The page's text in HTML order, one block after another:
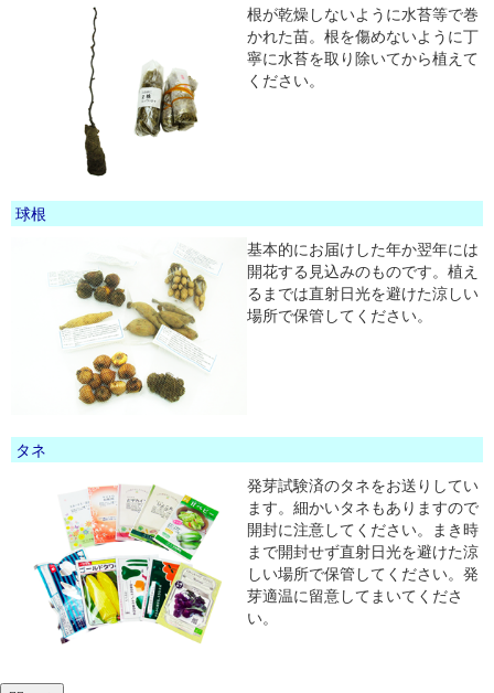
根が乾燥しないように水苔等で巻
かれた苗。根を傷めないように丁
寧に水苔を取り除いてから植えて
ください。
球根
基本的にお届けした年か翌年には
開花する見込みのものです。植え
るまでは直射日光を避けた涼しい
場所で保管してください。
タネ
発芽試験済のタネをお送りしてい
ます。細かいタネもありますので
開封に注意してください。まき時
まで開封せず直射日光を避けた涼
しい場所で保管してください。発
芽適温に留意してまいてくださ
い。